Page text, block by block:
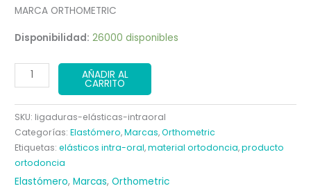
MARCA ORTHOMETRIC
Disponibilidad: 26000 disponibles
LIGADURAS
ELÁSTICAS
INTRA-
ORAL
cantidad
AÑADIR AL
CARRITO
SKU: ligaduras-elásticas-intraoral
Categorías:Elastómero,Marcas,Orthometric
Etiquetas:elásticos intra-oral,material ortodoncia,producto
ortodoncia
Elastómero,Marcas,Orthometric